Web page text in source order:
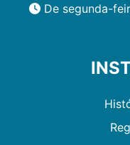
De segunda-